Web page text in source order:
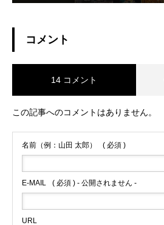
コメント
14 コメント
この記事へのコメントはありません。
名前（例：山田 太郎） ( 必須 )
E-MAIL ( 必須 ) - 公開されません -
URL